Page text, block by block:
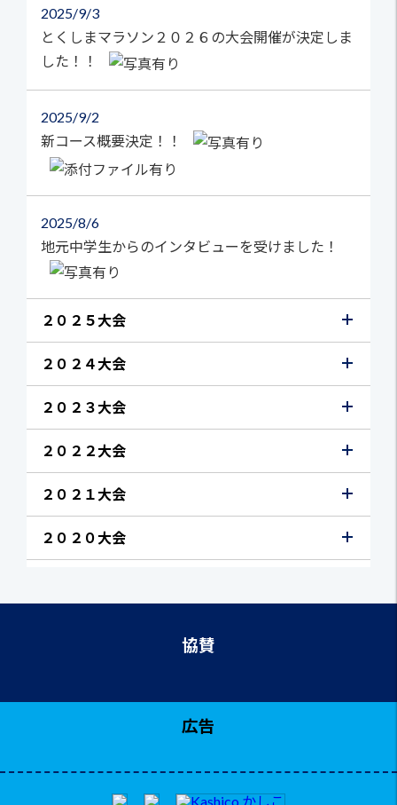
2025 9/3
とくしまマラソン２０２６の大会開催が決定しま
した！！
2025 9/2
新コース概要決定！！
2025 8/6
地元中学生からのインタビューを受けました！
２０２５大会
２０２４大会
２０２３大会
２０２２大会
２０２１大会
２０２０大会
協賛
広告